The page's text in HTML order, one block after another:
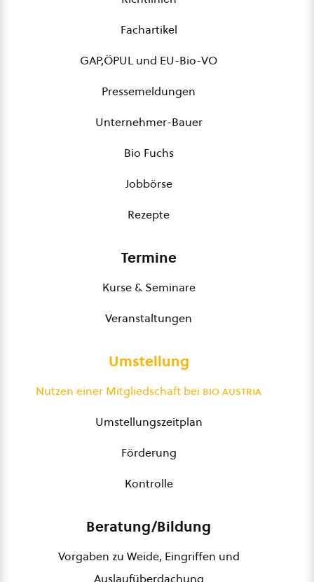
Fachartikel
GAP,ÖPUL und EU-Bio-VO
Pressemeldungen
Unternehmer-Bauer
Bio Fuchs
Jobbörse
Rezepte
Termine
Kurse & Seminare
Veranstaltungen
Umstellung
Nutzen einer Mitgliedschaft bei bio austria
Umstellungszeitplan
Förderung
Kontrolle
Beratung/Bildung
Vorgaben zu Weide, Eingriffen und
Auslaufüberdachung